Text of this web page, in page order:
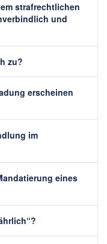
strafrechtlichen
und
zu?
erscheinen
im
eines